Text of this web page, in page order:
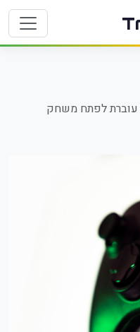
היערכות מחדש ב-Xbox: Obsidian עוברת לפתח משחק